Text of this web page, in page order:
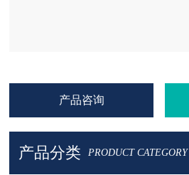
产品咨询
产品分类 PRODUCT CATEGORY